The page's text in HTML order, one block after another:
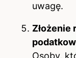
uwagę.
Złożenie